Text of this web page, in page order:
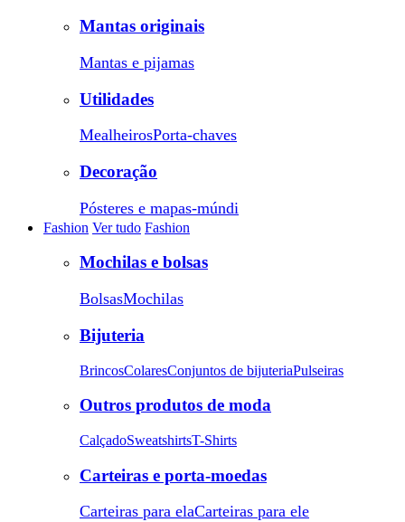
Mantas originais
Mantas e pijamas
Utilidades
MealheirosPorta-chaves
Decoração
Pósteres e mapas-múndi
Fashion Ver tudo Fashion
Mochilas e bolsas
BolsasMochilas
Bijuteria
BrincosColaresConjuntos de bijuteriaPulseiras
Outros produtos de moda
CalçadoSweatshirtsT-Shirts
Carteiras e porta-moedas
Carteiras para elaCarteiras para ele